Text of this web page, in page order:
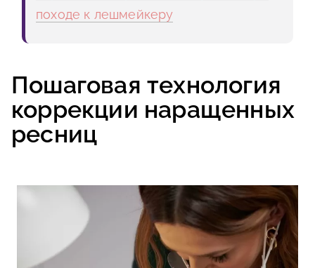
походе к лешмейкеру
Пошаговая технология
коррекции наращенных
ресниц